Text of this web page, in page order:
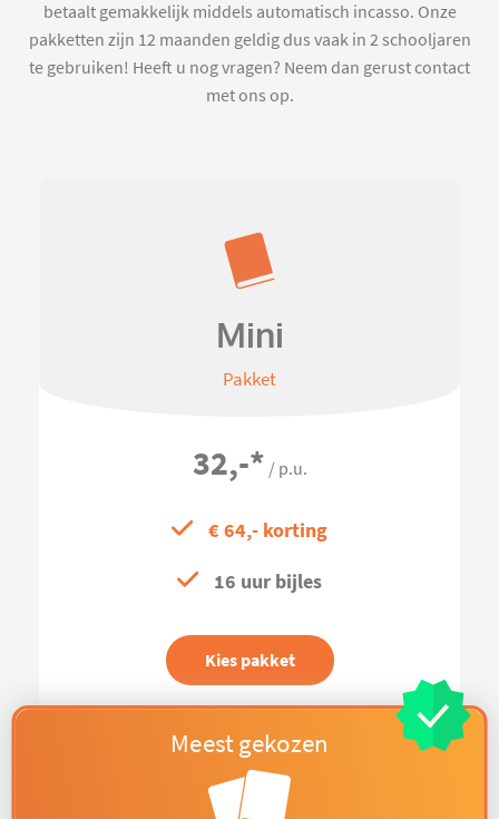
betaalt gemakkelijk middels automatisch incasso. Onze
pakketten zijn 12 maanden geldig dus vaak in 2 schooljaren
te gebruiken! Heeft u nog vragen? Neem dan gerust contact
met ons op.
Mini
Pakket
32,-* / p.u.
€ 64,- korting
16 uur bijles
Kies pakket